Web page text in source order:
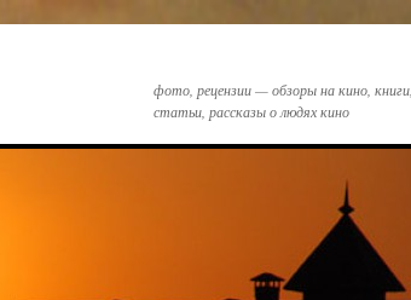
фото, рецензии — обзоры на кино, книги,
статьи, рассказы о людях кино